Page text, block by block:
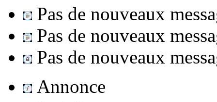
Pas de nouveaux
Pas de nouveaux
Pas de nouveaux
Annonce